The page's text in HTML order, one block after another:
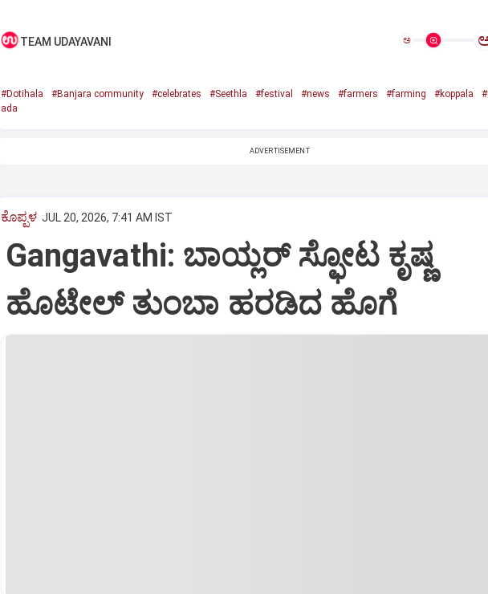
TEAM UDAYAVANI ಅ
#Dotihala #Banjara community #celebrates #Seethla #festival #news #farmers #farming #koppala
ada
ADVERTISEMENT
ಕೊಪ್ಪಳ JUL 20, 2026, 7:41 AM IST
Gangavathi: ಬಾಯ್ಲರ್ ಸ್ಫೋಟ ಕೃಷ್ಣ
ಹೊಟೇಲ್ ತುಂಬಾ ಹರಡಿದ ಹೊಗೆ